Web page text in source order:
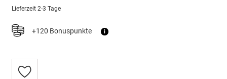
Lieferzeit 2-3 Tage
+120 Bonuspunkte i
Zur